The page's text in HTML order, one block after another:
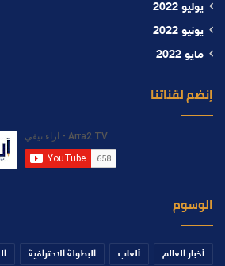
يوليو 2022
يونيو 2022
مايو 2022
إنضم لقناتنا
الوسوم
أخبار العالم ألعاب البطولة الاحترافية